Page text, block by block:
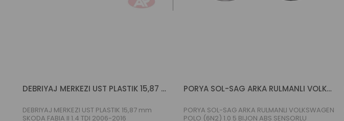
DEBRIYAJ MERKEZI UST PLASTIK 15,87 mm SKODA FABIA II 1.4 TDI 2006-2015
DEBRIYAJ MERKEZI UST PLASTIK 15,87 mm
SKODA FABIA II 1.4 TDI 2006-2016
PORYA SOL-SAG ARKA RULMANLI VOLKSWAGEN POLO (6N2) 1.0 5 BIJON ABS SENSORLU MANYETIK ABS HALKALI 1999-2001
PORYA SOL-SAG ARKA RULMANLI VOLKSWAGEN
POLO (6N2) 1.0 5 BIJON ABS SENSORLU